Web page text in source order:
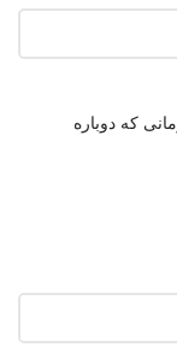
که دوباره